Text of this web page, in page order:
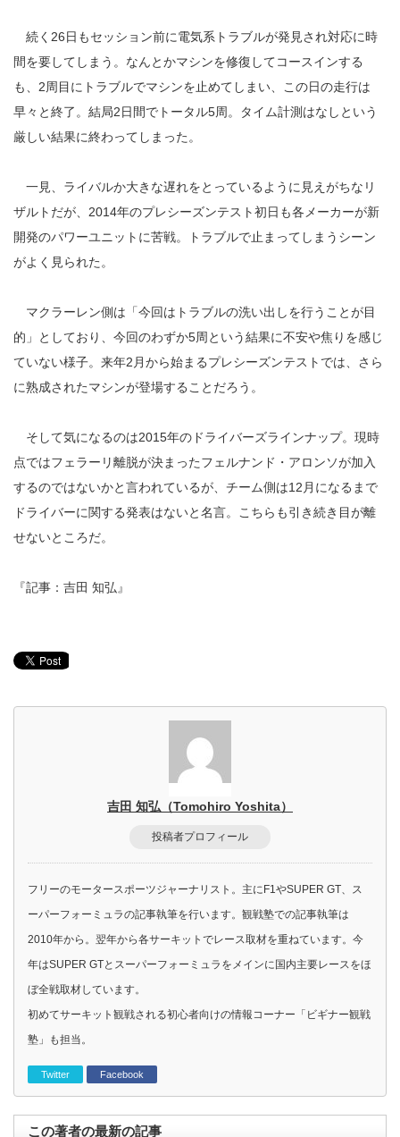
続く26日もセッション前に電気系トラブルが発見され対応に時
間を要してしまう。なんとかマシンを修復してコースインする
も、2周目にトラブルでマシンを止めてしまい、この日の走行は
早々と終了。結局2日間でトータル5周。タイム計測はなしという
厳しい結果に終わってしまった。
一見、ライバルか大きな遅れをとっているように見えがちなリ
ザルトだが、2014年のプレシーズンテスト初日も各メーカーが新
開発のパワーユニットに苦戦。トラブルで止まってしまうシーン
がよく見られた。
マクラーレン側は「今回はトラブルの洗い出しを行うことが目
的」としており、今回のわずか5周という結果に不安や焦りを感じ
ていない様子。来年2月から始まるプレシーズンテストでは、さら
に熟成されたマシンが登場することだろう。
そして気になるのは2015年のドライバーズラインナップ。現時
点ではフェラーリ離脱が決まったフェルナンド・アロンソが加入
するのではないかと言われているが、チーム側は12月になるまで
ドライバーに関する発表はないと名言。こちらも引き続き目が離
せないところだ。
『記事：吉田 知弘』
吉田 知弘（Tomohiro Yoshita）
投稿者プロフィール
フリーのモータースポーツジャーナリスト。主にF1やSUPER GT、ス
ーパーフォーミュラの記事執筆を行います。観戦塾での記事執筆は
2010年から。翌年から各サーキットでレース取材を重ねています。今
年はSUPER GTとスーパーフォーミュラをメインに国内主要レースをほ
ぼ全戦取材しています。
初めてサーキット観戦される初心者向けの情報コーナー「ビギナー観戦
塾」も担当。
Twitter Facebook
この著者の最新の記事